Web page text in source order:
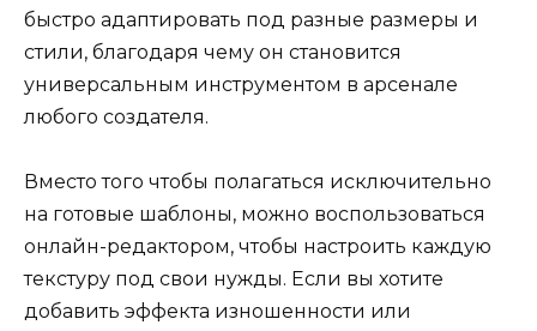
быстро адаптировать под разные размеры и
стили, благодаря чему он становится
универсальным инструментом в арсенале
любого создателя.
Вместо того чтобы полагаться исключительно
на готовые шаблоны, можно воспользоваться
онлайн-редактором, чтобы настроить каждую
текстуру под свои нужды. Если вы хотите
добавить эффекта изношенности или